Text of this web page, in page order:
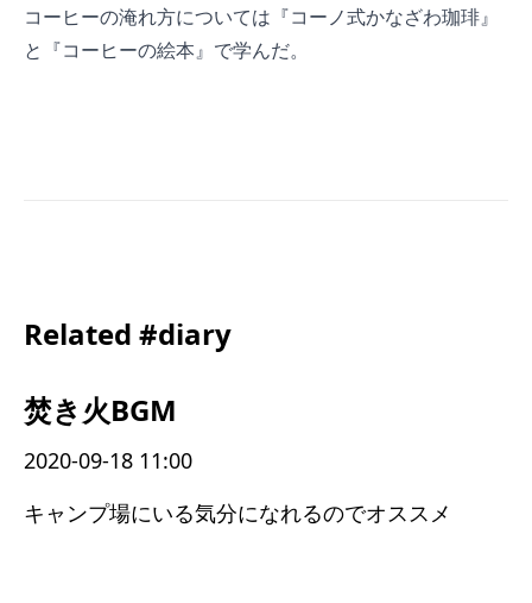
コーヒーの淹れ方については『コーノ式かなざわ珈琲』
と『コーヒーの絵本』で学んだ。
Related #diary
焚き火BGM
2020-09-18 11:00
キャンプ場にいる気分になれるのでオススメ